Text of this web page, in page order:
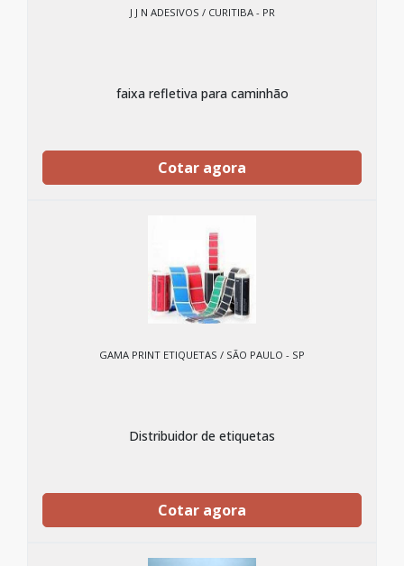
J J N ADESIVOS / CURITIBA - PR
faixa refletiva para caminhão
Cotar agora
GAMA PRINT ETIQUETAS / SÃO PAULO - SP
Distribuidor de etiquetas
Cotar agora